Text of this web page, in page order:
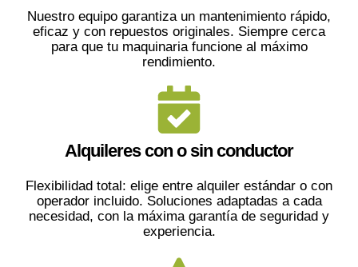
Nuestro equipo garantiza un mantenimiento rápido,
eficaz y con repuestos originales. Siempre cerca
para que tu maquinaria funcione al máximo
rendimiento.
Alquileres con o sin conductor
Flexibilidad total: elige entre alquiler estándar o con
operador incluido. Soluciones adaptadas a cada
necesidad, con la máxima garantía de seguridad y
experiencia.